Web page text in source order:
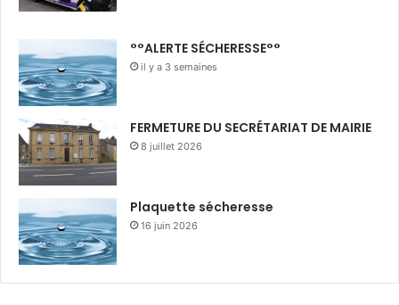
°°ALERTE SÉCHERESSE°°
il y a 3 semaines
FERMETURE DU SECRÉTARIAT DE MAIRIE
8 juillet 2026
Plaquette sécheresse
16 juin 2026